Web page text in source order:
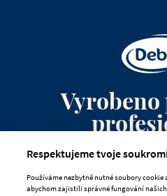
Často
Respektujeme tvoje
Používáme nezbytně nutné soubory
abychom zajistili správné fungování